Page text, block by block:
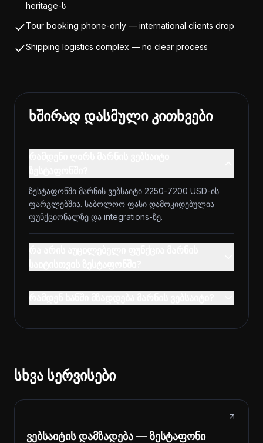
heritage-ს
Tour booking phone-only — international clients drop
Shipping logistics complex — no clear process
ხშირად დასმული კითხვები
ზესტაფონში მარნის ვებსაიტი 2250-7200 USD-ის
ფარგლებშია. საბოლოო ფასი დამოკიდებულია
ფუნქციონალზე და integrations-ზე.
სხვა სერვისები
ვებსაიტის დამზადება — ზესტაფონი